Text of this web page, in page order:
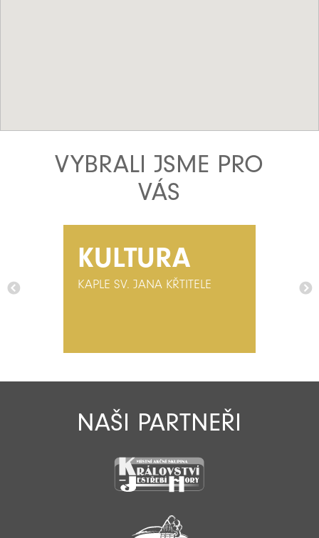
VYBRALI JSME PRO
VÁS
KULTURA
KAPLE SV. JANA KŘTITELE
NAŠI PARTNEŘI